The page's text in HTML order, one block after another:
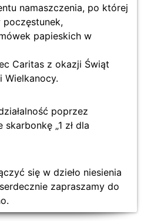
namaszczenia, po której
poczęstunek,
papieskich w
Caritas z okazji Świąt
Wielkanocy.
poprzez
„1 zł dla
się w dzieło niesienia
zapraszamy do